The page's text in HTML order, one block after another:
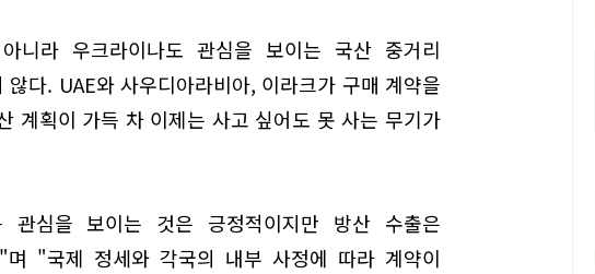
니라 우크라이나도 관심을 보이는 국산 중거리
다. UAE와 사우디아라비아, 이라크가 구매 계약을
계획이 가득 차 이제는 사고 싶어도 못 사는 무기가
관심을 보이는 것은 긍정적이지만 방산 수출은
며 "국제 정세와 각국의 내부 사정에 따라 계약이